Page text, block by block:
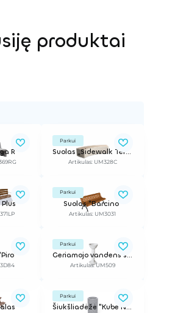
produktai
R"
Parkui
Suolas „Sidewalk Terracota“
Artikulas: UM328C
Parkui
Suolas "Barcino"
Artikulas: UM3031
Parkui
Geriamojo vandens stotelė "Fonti"
Artikulas: UM509
Parkui
Šiukšliadėžė "Kube Nin"